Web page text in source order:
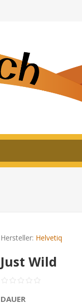
Hersteller: Helvetiq
Just Wild
DAUER